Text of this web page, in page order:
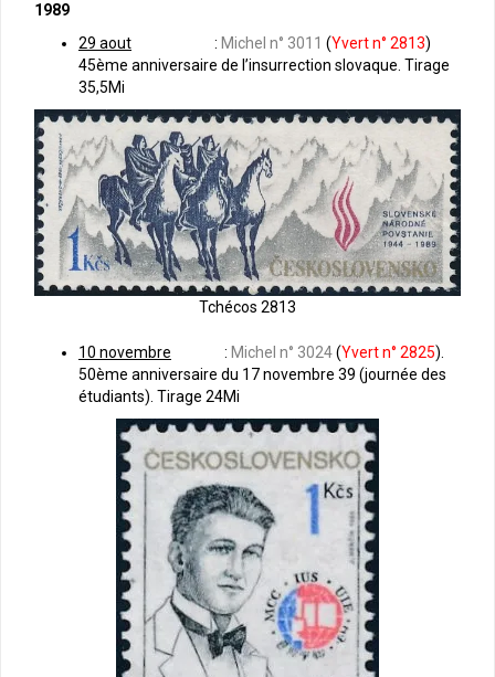
1989
29 aout : Michel n° 3011 (Yvert n° 2813)
45ème anniversaire de l’insurrection slovaque. Tirage
35,5Mi
Tchécos 2813
10 novembre : Michel n° 3024(Yvert n° 2825).
50ème anniversaire du 17 novembre 39 (journée des
étudiants). Tirage 24Mi